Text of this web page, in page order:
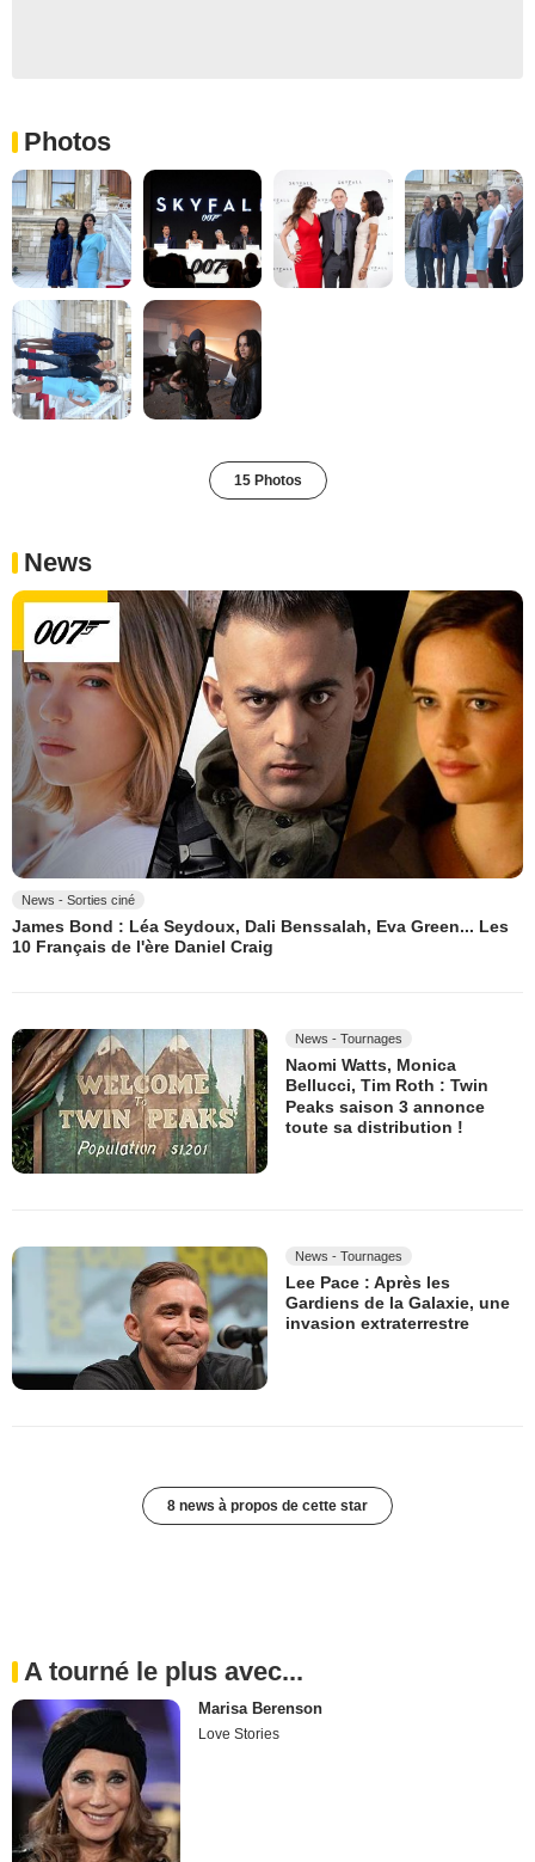
Photos
15 Photos
News
News - Sorties ciné
James Bond : Léa Seydoux, Dali Benssalah, Eva Green... Les
10 Français de l'ère Daniel Craig
News - Tournages
Naomi Watts, Monica
Bellucci, Tim Roth : Twin
Peaks saison 3 annonce
toute sa distribution !
News - Tournages
Lee Pace : Après les
Gardiens de la Galaxie, une
invasion extraterrestre
8 news à propos de cette star
A tourné le plus avec...
Marisa Berenson
Love Stories